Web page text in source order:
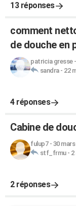
13 réponses
comment
de douche en
patricia gresse-
sandra- 22
4 réponses
Cabine de
fulup7- 30 mars
stf_frmu- 2
2 réponses